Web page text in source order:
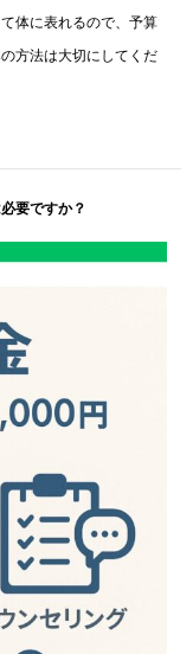
体に表れるので、予算
方法は大切にしてくだ
要ですか？